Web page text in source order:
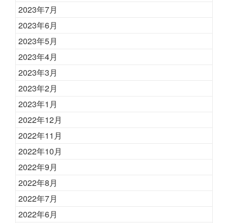
2023年7月
2023年6月
2023年5月
2023年4月
2023年3月
2023年2月
2023年1月
2022年12月
2022年11月
2022年10月
2022年9月
2022年8月
2022年7月
2022年6月